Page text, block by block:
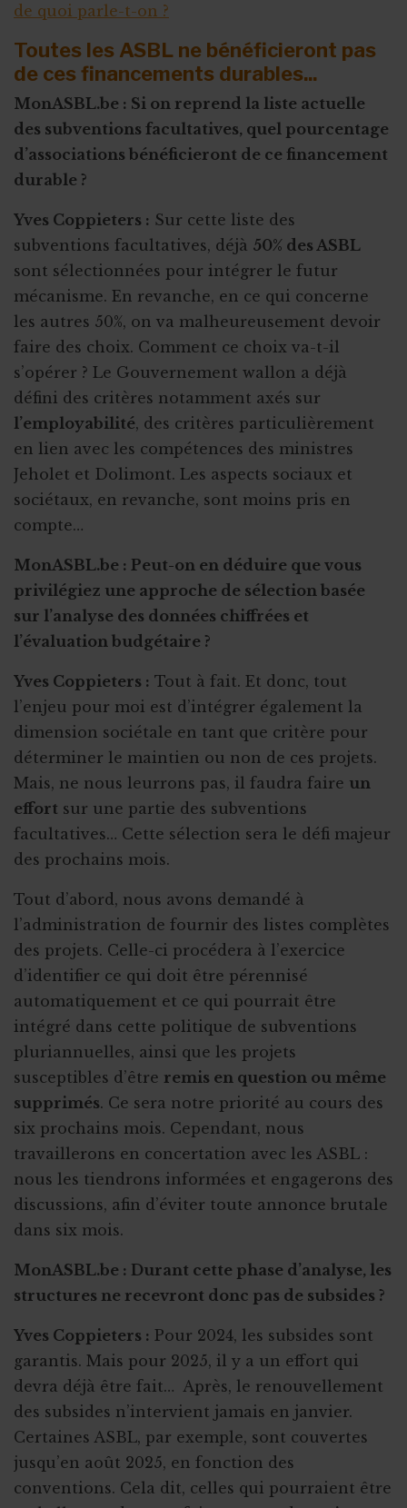
de quoi parle-t-on ?
Toutes les ASBL ne bénéficieront pas
de ces financements durables...
MonASBL.be : Si on reprend la liste actuelle
des subventions facultatives, quel pourcentage
d’associations bénéficieront de ce financement
durable ?
Yves Coppieters : Sur cette liste des
subventions facultatives, déjà 50% des ASBL
sont sélectionnées pour intégrer le futur
mécanisme. En revanche, en ce qui concerne
les autres 50%, on va malheureusement devoir
faire des choix. Comment ce choix va-t-il
s’opérer ? Le Gouvernement wallon a déjà
défini des critères notamment axés sur
l’employabilité, des critères particulièrement
en lien avec les compétences des ministres
Jeholet et Dolimont. Les aspects sociaux et
sociétaux, en revanche, sont moins pris en
compte…
MonASBL.be : Peut-on en déduire que vous
privilégiez une approche de sélection basée
sur l’analyse des données chiffrées et
l’évaluation budgétaire ?
Yves Coppieters : Tout à fait. Et donc, tout
l’enjeu pour moi est d’intégrer également la
dimension sociétale en tant que critère pour
déterminer le maintien ou non de ces projets.
Mais, ne nous leurrons pas, il faudra faire un
effort sur une partie des subventions
facultatives… Cette sélection sera le défi majeur
des prochains mois.
Tout d’abord, nous avons demandé à
l’administration de fournir des listes complètes
des projets. Celle-ci procédera à l’exercice
d’identifier ce qui doit être pérennisé
automatiquement et ce qui pourrait être
intégré dans cette politique de subventions
pluriannuelles, ainsi que les projets
susceptibles d’être remis en question ou même
supprimés. Ce sera notre priorité au cours des
six prochains mois. Cependant, nous
travaillerons en concertation avec les ASBL :
nous les tiendrons informées et engagerons des
discussions, afin d’éviter toute annonce brutale
dans six mois.
MonASBL.be : Durant cette phase d’analyse, les
structures ne recevront donc pas de subsides ?
Yves Coppieters : Pour 2024, les subsides sont
garantis. Mais pour 2025, il y a un effort qui
devra déjà être fait… Après, le renouvellement
des subsides n’intervient jamais en janvier.
Certaines ASBL, par exemple, sont couvertes
jusqu’en août 2025, en fonction des
conventions. Cela dit, celles qui pourraient être